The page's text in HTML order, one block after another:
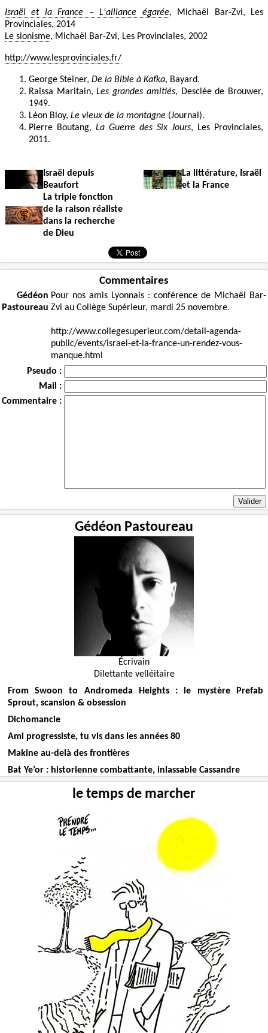
Israël et la France – L'alliance égarée, Michaël Bar-Zvi, Les
Provinciales, 2014
Le sionisme, Michaël Bar-Zvi, Les Provinciales, 2002
http://www.lesprovinciales.fr/
George Steiner, De la Bible à Kafka, Bayard.
Raïssa Maritain,Les grandes amitiés, Desclée de Brouwer,
1949.
Léon Bloy, Le vieux de la montagne (Journal).
Pierre Boutang, La Guerre des Six Jours, Les Provinciales,
2011.
Israël depuis
Beaufort
La littérature, Israël
et la France
La triple fonction
de la raison réaliste
dans la recherche
de Dieu
Commentaires
Gédéon
Pastoureau
Pour nos amis Lyonnais : conférence de Michaël Bar-
Zvi au Collège Supérieur, mardi 25 novembre.
http://www.collegesuperieur.com/detail-agenda-
public/events/israel-et-la-france-un-rendez-vous-
manque.html
Pseudo :
Mail :
Commentaire :
Gédéon Pastoureau
Écrivain
Dilettante velléitaire
From Swoon to Andromeda Heights : le mystère Prefab
Sprout, scansion & obsession
Dichomancie
Ami progressiste, tu vis dans les années 80
Makine au-delà des frontières
Bat Ye’or : historienne combattante, inlassable Cassandre
le temps de marcher